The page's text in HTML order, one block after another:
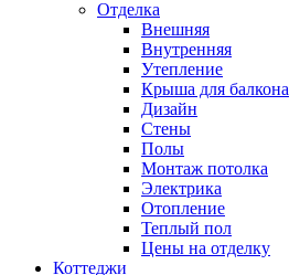
Отделка
Внешняя
Внутренняя
Утепление
Крыша для балкона
Дизайн
Стены
Полы
Монтаж потолка
Электрика
Отопление
Теплый пол
Цены на отделку
Коттеджи